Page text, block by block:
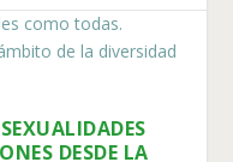
DESDE LA